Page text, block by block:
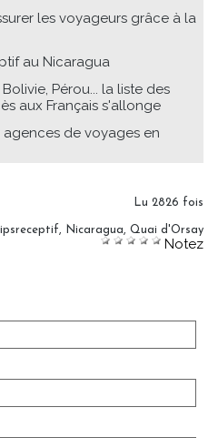
les voyageurs grâce à la
au Nicaragua
Pérou... la liste des
aux Français s'allonge
agences de voyages en
Lu 2826 fois
, Nicaragua, Quai d'Orsay
Notez